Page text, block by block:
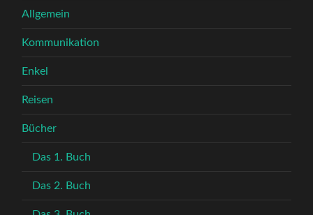
Allgemein
Kommunikation
Enkel
Reisen
Bücher
Das 1. Buch
Das 2. Buch